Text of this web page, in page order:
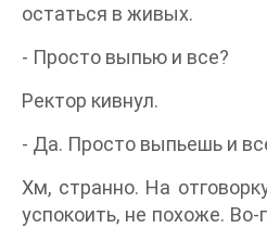
остаться в живых.
- Просто выпью и все?
Ректор кивнул.
- Да. Просто выпьешь и
Хм, странно. На
успокоить, не похоже.